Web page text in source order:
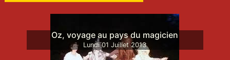
Oz, voyage au pays du magicien
Lundi 01 Juillet 2013